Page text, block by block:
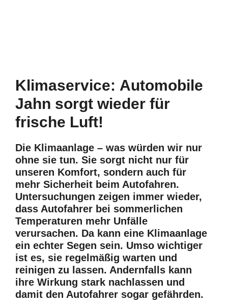
Klimaservice: Automobile
Jahn sorgt wieder für
frische Luft!
Die Klimaanlage – was würden wir nur
ohne sie tun. Sie sorgt nicht nur für
unseren Komfort, sondern auch für
mehr Sicherheit beim Autofahren.
Untersuchungen zeigen immer wieder,
dass Autofahrer bei sommerlichen
Temperaturen mehr Unfälle
verursachen. Da kann eine Klimaanlage
ein echter Segen sein. Umso wichtiger
ist es, sie regelmäßig warten und
reinigen zu lassen. Andernfalls kann
ihre Wirkung stark nachlassen und
damit den Autofahrer sogar gefährden.